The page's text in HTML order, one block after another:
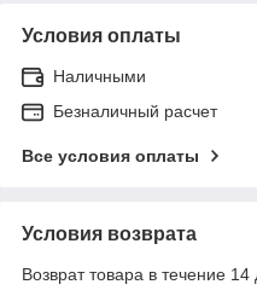
Условия оплаты
Наличными
Безналичный расчет
Все условия оплаты
Условия возврата
Возврат товара в течение